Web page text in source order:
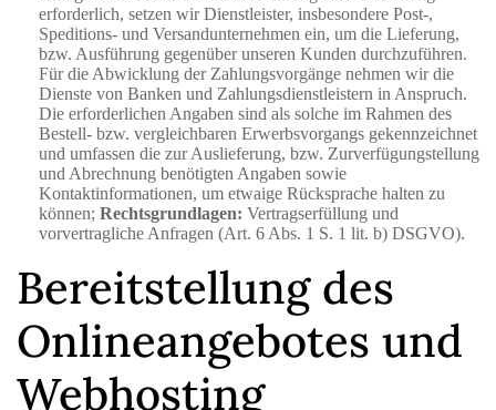
erforderlich, setzen wir Dienstleister, insbesondere Post-,
Speditions- und Versandunternehmen ein, um die Lieferung,
bzw. Ausführung gegenüber unseren Kunden durchzuführen.
Für die Abwicklung der Zahlungsvorgänge nehmen wir die
Dienste von Banken und Zahlungsdienstleistern in Anspruch.
Die erforderlichen Angaben sind als solche im Rahmen des
Bestell- bzw. vergleichbaren Erwerbsvorgangs gekennzeichnet
und umfassen die zur Auslieferung, bzw. Zurverfügungstellung
und Abrechnung benötigten Angaben sowie
Kontaktinformationen, um etwaige Rücksprache halten zu
können; Rechtsgrundlagen: Vertragserfüllung und
vorvertragliche Anfragen (Art. 6 Abs. 1 S. 1 lit. b) DSGVO).
Bereitstellung des
Onlineangebotes und
Webhosting